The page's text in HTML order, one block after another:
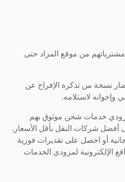
من موقع المزاد حتى
نسخة من تذكرة الإفراج عن
لاستلامه.
خدمات شحن موثوق بهم
أفضل شركات النقل بأقل الأسعار.
أو احصل على تقديرات فورية
الإلكترونية لمزودي الخدمات